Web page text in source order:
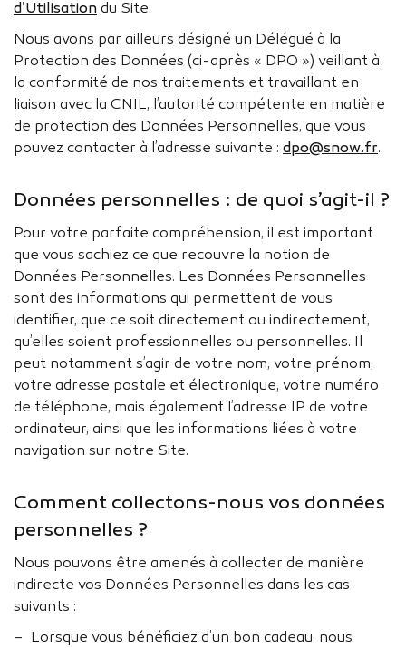
d’Utilisation du Site.
Nous avons par ailleurs désigné un Délégué à la
Protection des Données (ci-après « DPO ») veillant à
la conformité de nos traitements et travaillant en
liaison avec la CNIL, l’autorité compétente en matière
de protection des Données Personnelles, que vous
pouvez contacter à l’adresse suivante : dpo@snow.fr.
Données personnelles : de quoi s’agit-il ?
Pour votre parfaite compréhension, il est important
que vous sachiez ce que recouvre la notion de
Données Personnelles. Les Données Personnelles
sont des informations qui permettent de vous
identifier, que ce soit directement ou indirectement,
qu’elles soient professionnelles ou personnelles. Il
peut notamment s’agir de votre nom, votre prénom,
votre adresse postale et électronique, votre numéro
de téléphone, mais également l’adresse IP de votre
ordinateur, ainsi que les informations liées à votre
navigation sur notre Site.
Comment collectons-nous vos données
personnelles ?
Nous pouvons être amenés à collecter de manière
indirecte vos Données Personnelles dans les cas
suivants :
Lorsque vous bénéficiez d’un bon cadeau, nous